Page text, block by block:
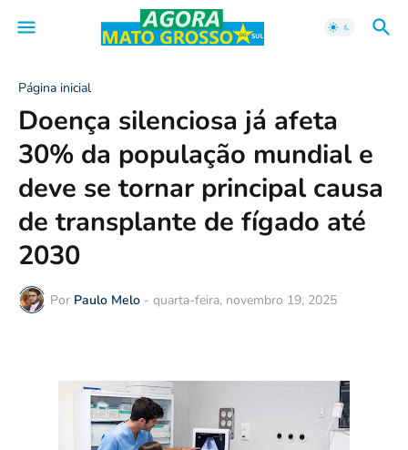
Página inicial
Doença silenciosa já afeta
30% da população mundial e
deve se tornar principal causa
de transplante de fígado até
2030
Por Paulo Melo - quarta-feira, novembro 19, 2025